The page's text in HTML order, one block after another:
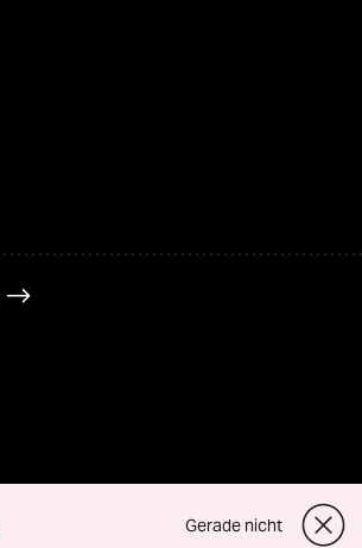
Gerade nicht